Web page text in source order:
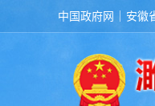
中国政府网 安徽